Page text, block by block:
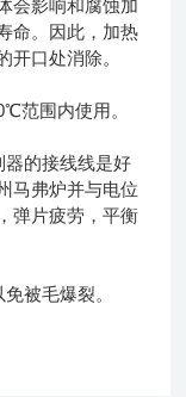
会影响和腐蚀加
命。因此，加热
开口处消除。
范围内使用。
的接线线是好
马弗炉并与电位
弹片疲劳，平衡
被毛爆裂。